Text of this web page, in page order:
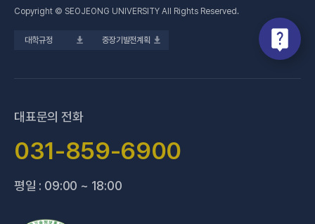
전문기술석사 교육혁신지원센터(새 창 열림)
성인학습지원센터
업무추진비 사용내역
법정위원회 회의록
대학규정 중장기발전계획
Copyright © SEOJEONG UNIVERSITY All Rights Reserved.
대표문의 전화
031-859-6900
평일 : 09:00 ~ 18:00